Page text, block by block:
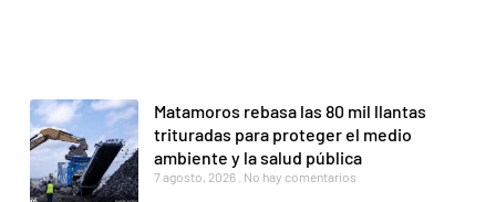
Matamoros rebasa las 80 mil llantas
trituradas para proteger el medio
ambiente y la salud pública
7 agosto, 2026 No hay comentarios